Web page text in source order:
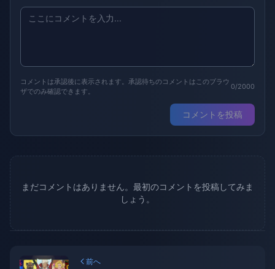
コメントは承認後に表示されます。承認待ちのコメントはこのブラウ
ザでのみ確認できます。
0/2000
コメントを投稿
まだコメントはありません。最初のコメントを投稿してみま
しょう。
前へ